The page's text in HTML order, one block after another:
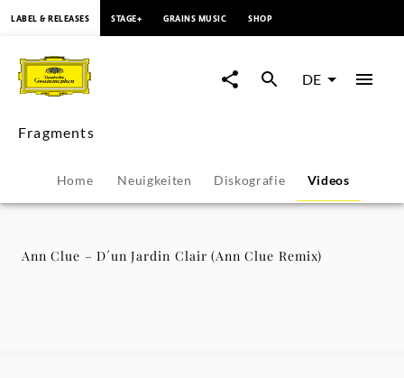
Clue
´un
Jardin
LABEL & RELEASES STAGE+ GRAINS MUSIC SHOP
DE
Fragments
Home Neuigkeiten Diskografie Videos
Ann Clue – D´un Jardin Clair (Ann Clue Remix)